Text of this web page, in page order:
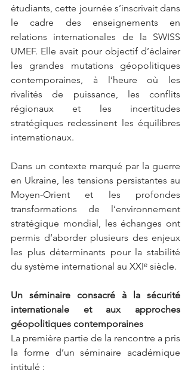
étudiants, cette journée s’inscrivait dans
le cadre des enseignements en
relations internationales de la SWISS
UMEF. Elle avait pour objectif d’éclairer
les grandes mutations géopolitiques
contemporaines, à l’heure où les
rivalités de puissance, les conflits
régionaux et les incertitudes
stratégiques redessinent les équilibres
internationaux.
Dans un contexte marqué par la guerre
en Ukraine, les tensions persistantes au
Moyen-Orient et les profondes
transformations de l’environnement
stratégique mondial, les échanges ont
permis d’aborder plusieurs des enjeux
les plus déterminants pour la stabilité
du système international au XXIᵉ siècle.
Un séminaire consacré à la sécurité
internationale et aux approches
géopolitiques contemporaines
La première partie de la rencontre a pris
la forme d’un séminaire académique
intitulé :